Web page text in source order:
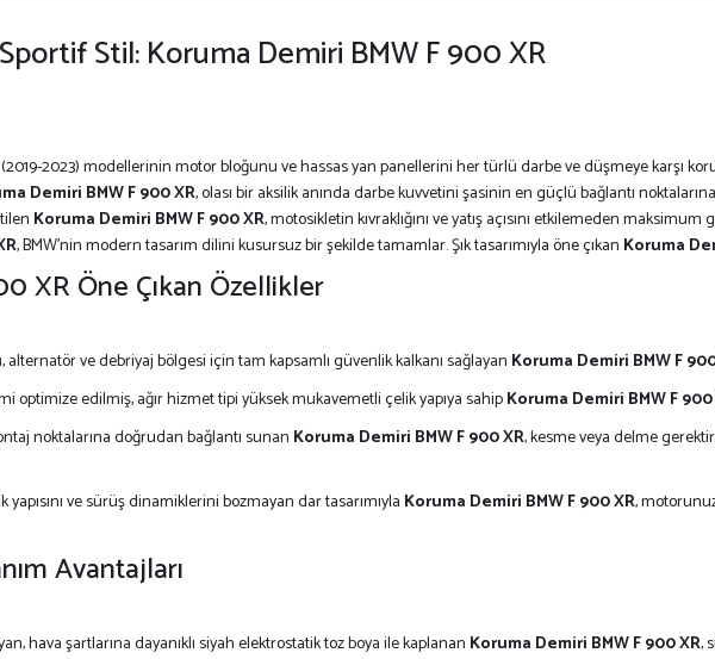
Stil: Koruma Demiri BMW F 900 XR
2023) modellerinin motor bloğunu ve hassas yan panellerini her türlü darbe ve düşmeye karşı
Demiri BMW F 900 XR, olası bir aksilik anında darbe kuvvetini şasinin en güçlü bağlantı
Koruma Demiri BMW F 900 XR, motosikletin kıvraklığını ve yatış açısını etkilemeden
, BMW’nin modern tasarım dilini kusursuz bir şekilde tamamlar. Şık tasarımıyla öne çıkan Koruma
XR Öne Çıkan Özellikler
alternatör ve debriyaj bölgesi için tam kapsamlı güvenlik kalkanı sağlayan Koruma Demiri BMW F
optimize edilmiş, ağır hizmet tipi yüksek mukavemetli çelik yapıya sahipKoruma Demiri BMW F
noktalarına doğrudan bağlantı sunan Koruma Demiri BMW F 900 XR, kesme veya delme
ve sürüş dinamiklerini bozmayan dar tasarımıyla Koruma Demiri BMW F 900 XR,
Avantajları
hava şartlarına dayanıklı siyah elektrostatik toz boya ile kaplanan Koruma Demiri BMW F 900 XR,